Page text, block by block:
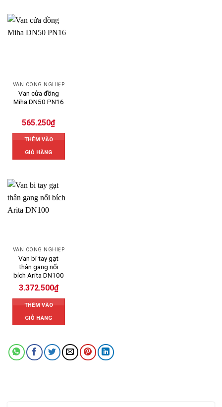
VAN CÔNG NGHIỆP
Van cửa đồng
Miha DN50 PN16
565.250₫
THÊM VÀO
GIỎ HÀNG
VAN CÔNG NGHIỆP
Van bi tay gạt
thân gang nối
bích Arita DN100
3.372.500₫
THÊM VÀO
GIỎ HÀNG